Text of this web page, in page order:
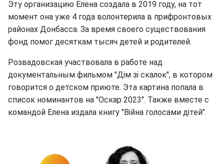
Эту организацию Елена создала в 2019 году, на тот
момент она уже 4 года волонтерила в прифронтовых
районах Донбасса. За время своего существования
фонд помог десяткам тысяч детей и родителей.
Розвадовская участвовала в работе над
документальным фильмом "Дім зі скалок", в котором
говорится о детском приюте. Эта картина попала в
список номинантов на "Оскар 2023". Также вместе с
командой Елена издала книгу "Війна голосами дітей".